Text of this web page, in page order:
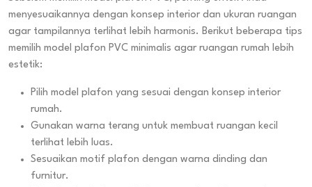
menyesuaikannya dengan konsep interior dan ukuran ruangan
agar tampilannya terlihat lebih harmonis. Berikut beberapa tips
memilih model plafon PVC minimalis agar ruangan rumah lebih
estetik:
Pilih model plafon yang sesuai dengan konsep interior
rumah.
Gunakan warna terang untuk membuat ruangan kecil
terlihat lebih luas.
Sesuaikan motif plafon dengan warna dinding dan
furnitur.